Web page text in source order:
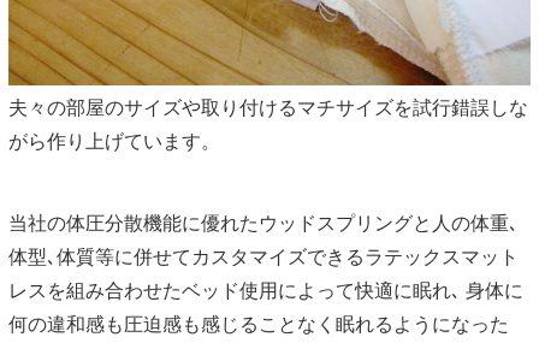
夫々の部屋のサイズや取り付けるマチサイズを試行錯誤しな
がら作り上げています。
当社の体圧分散機能に優れたウッドスプリングと人の体重､
体型､体質等に併せてカスタマイズできるラテックスマット
レスを組み合わせたベッド使用によって快適に眠れ､ 身体に
何の違和感も圧迫感も感じることなく眠れるようになった